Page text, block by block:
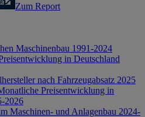
Zum Report
Maschinenbau 1991-2024
in Deutschland
nach Fahrzeugabsatz 2025
Preisentwicklung in
2026
Maschinen- und Anlagenbau 2024-